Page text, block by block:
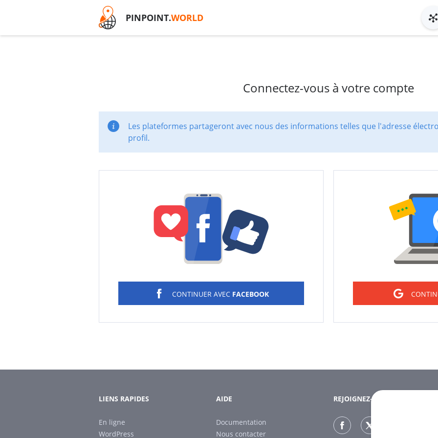
PINPOINT.WORLD
Connectez-vous à votre compte
Les plateformes partageront avec nous des informations telles que l'adresse
profil.
CONTINUER AVEC FACEBOOK
LIENS RAPIDES
En ligne
WordPress
AIDE
Documentation
Nous contacter
REJOIGNEZ-NOUS